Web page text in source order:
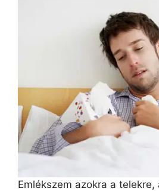
Emlékszem azokra a telekre,